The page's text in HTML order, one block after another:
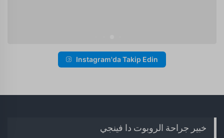
Instagram'da Takip Edin
خبير جراحة الروبوت دا فينجي